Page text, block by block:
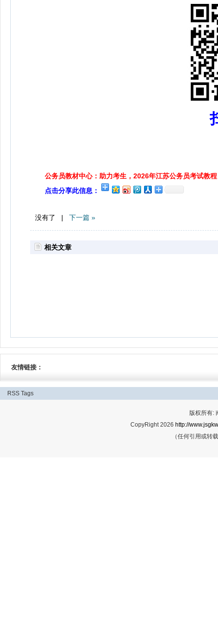
公务员教材中心：助力考生，2026年江苏公务员考试教程
点击分享此信息：
没有了 | 下一篇 »
相关文章
友情链接：
RSS Tags
版权所有:
CopyRight 2026 http://
（任何引用或转